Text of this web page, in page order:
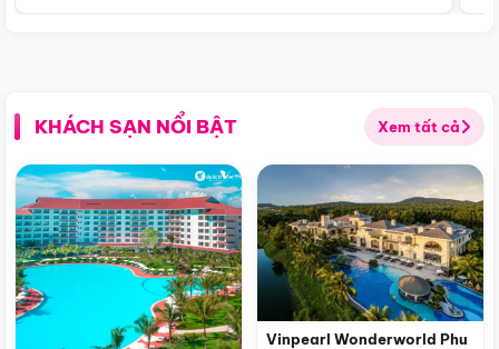
KHÁCH SẠN NỔI BẬT Xem tất cả
Vinpearl Wonderworld Phu